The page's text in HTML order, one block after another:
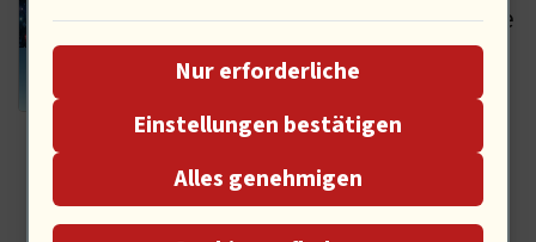
AstronomieSterne.de
ist eine umfassende
Plattform, die sich
der faszinierenden
Welt der Astronomie
widmet. Die Website
bietet fundierte
Nur erforderliche
Einstellungen bestätigen
Alles genehmigen